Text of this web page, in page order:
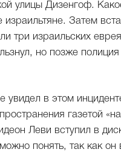
улицы Дизенгоф.
Затем
три израильских
но позже
увидел в этом
газетой
Леви вступил в
понять, так как